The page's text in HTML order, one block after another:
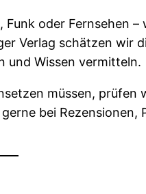
oder Fernsehen
Verlag schätzen wir
und Wissen vermitteln.
müssen, prüfen
bei Rezensionen,